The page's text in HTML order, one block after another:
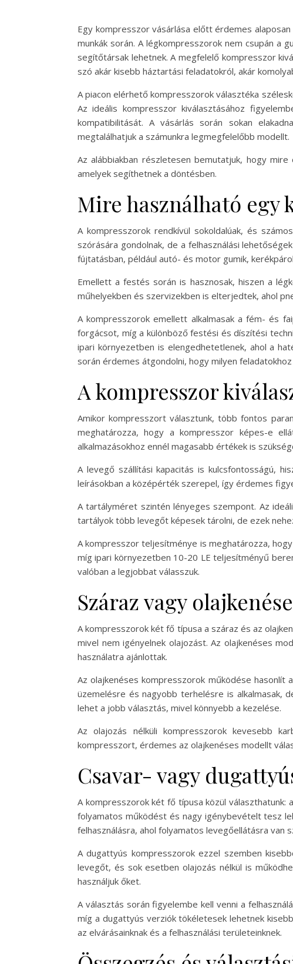
Egy kompresszor vásárlása előtt érdemes
munkák során. A légkompresszorok nem csupán a
segítőtársak lehetnek. A megfelelő kompresszor
szó akár kisebb háztartási feladatokról, akár
A piacon elérhető kompresszorok választéka
Az ideális kompresszor kiválasztásához
kompatibilitását. A vásárlás során sokan
megtalálhatjuk a számunkra legmegfelelőbb modellt.
Az alábbiakban részletesen bemutatjuk, hogy
amelyek segíthetnek a döntésben.
Mire használható egy
A kompresszorok rendkívül sokoldalúak, és
szórására gondolnak, de a felhasználási
fújtatásban, például autó- és motor gumik,
Emellett a festés során is hasznosak, hiszen a
műhelyekben és szervizekben is elterjedtek, ahol
A kompresszorok emellett alkalmasak a fém- és
forgácsot, míg a különböző festési és díszítési
ipari környezetben is elengedhetetlenek, ahol a
során érdemes átgondolni, hogy milyen feladatokhoz
A kompresszor
Amikor kompresszort választunk, több fontos
meghatározza, hogy a kompresszor képes-e
alkalmazásokhoz ennél magasabb értékek is
A levegő szállítási kapacitás is kulcsfontosságú,
leírásokban a középérték szerepel, így érdemes
A tartályméret szintén lényeges szempont. Az
tartályok több levegőt képesek tárolni, de ezek
A kompresszor teljesítménye is meghatározza,
míg ipari környezetben 10-20 LE teljesítményű
valóban a legjobbat válasszuk.
Száraz vagy
A kompresszorok két fő típusa a száraz és az
mivel nem igényelnek olajozást. Az olajkenéses
használatra ajánlottak.
Az olajkenéses kompresszorok működése hasonlít
üzemelésre és nagyobb terhelésre is alkalmasak,
lehet a jobb választás, mivel könnyebb a kezelése.
Az olajozás nélküli kompresszorok kevesebb
kompresszort, érdemes az olajkenéses modellt
Csavar- vagy
A kompresszorok két fő típusa közül
folyamatos működést és nagy igénybevételt tesz
felhasználásra, ahol folyamatos levegőellátásra van
A dugattyús kompresszorok ezzel szemben
levegőt, és sok esetben olajozás nélkül is
használjuk őket.
A választás során figyelembe kell venni a
míg a dugattyús verziók tökéletesek lehetnek
az elvárásainknak és a felhasználási területeinknek.